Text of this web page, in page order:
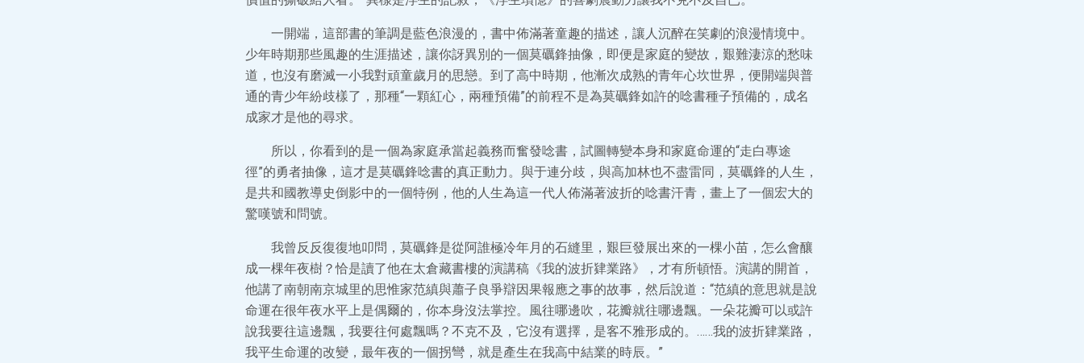
一開端，這部書的筆調是藍色浪漫的，書中佈滿著童趣的描述，讓人沉醉在笑劇的浪漫情境中。
少年時期那些風趣的生涯描述，讓你訝異別的一個莫礪鋒抽像，即便是家庭的變故，艱難淒涼的愁味
道，也沒有磨滅一小我對頑童歲月的思戀。到了高中時期，他漸次成熟的青年心坎世界，便開端與普
通的青少年紛歧樣了，那種“一顆紅心，兩種預備”的前程不是為莫礪鋒如許的唸書種子預備的，成名
成家才是他的尋求。
所以，你看到的是一個為家庭承當起義務而奮發唸書，試圖轉變本身和家庭命運的“走白專途
徑”的勇者抽像，這才是莫礪鋒唸書的真正動力。與于連分歧，與高加林也不盡雷同，莫礪鋒的人生，
是共和國教導史倒影中的一個特例，他的人生為這一代人佈滿著波折的唸書汗青，畫上了一個宏大的
驚嘆號和問號。
我曾反反復復地叩問，莫礪鋒是從阿誰極冷年月的石縫里，艱巨發展出來的一棵小苗，怎么會釀
成一棵年夜樹？恰是讀了他在太倉藏書樓的演講稿《我的波折肄業路》，才有所頓悟。演講的開首，
他講了南朝南京城里的思惟家范縝與蕭子良爭辯因果報應之事的故事，然后說道：“范縝的意思就是說
命運在很年夜水平上是偶爾的，你本身沒法掌控。風往哪邊吹，花瓣就往哪邊飄。一朵花瓣可以或許
說我要往這邊飄，我要往何處飄嗎？不克不及，它沒有選擇，是客不雅形成的。……我的波折肄業路，
我平生命運的改變，最年夜的一個拐彎，就是產生在我高中結業的時辰。”